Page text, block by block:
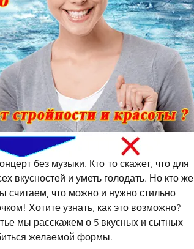
без музыки. Кто-то скажет, что для
вкусностей и уметь голодать. Но кто же
считаем, что можно и нужно стильно
Хотите узнать, как это возможно?
мы расскажем о 5 вкусных и сытных
желаемой формы.